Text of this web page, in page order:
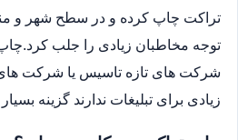
تراکت چاپ کرده و در سطح شهر و
توجه مخاطبان زیادی را جلب
شرکت های تازه تاسیس یا شرکت
زیادی برای تبلیغات ندارند گزینه